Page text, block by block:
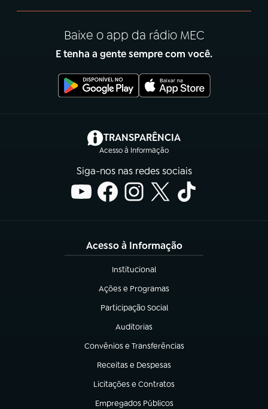
Baixe o app da rádio MEC
E tenha a gente sempre com você.
TRANSPARÊNCIA
Acesso à Informação
(abre em nova aba)
Siga-nos nas redes sociais
Acesso à Informação
Institucional
(abre em nova aba)
Ações e Programas
(abre em nova aba)
Participação Social
(abre em nova aba)
Auditorias
(abre em nova aba)
Convênios e Transferências
(abre em nova aba)
Receitas e Despesas
(abre em nova aba)
Licitações e Contratos
(abre em nova aba)
Empregados Públicos